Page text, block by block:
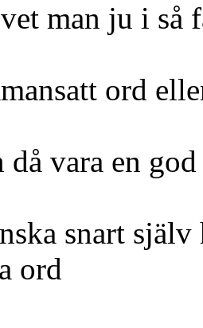
man ju i
ord
då vara en
snart
ord